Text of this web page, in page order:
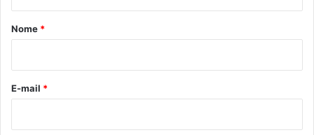
r
*
Nome *
E-mail *